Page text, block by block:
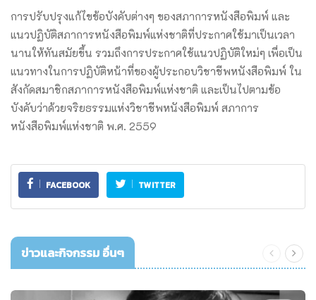
การปรับปรุงแก้ไขข้อบังคับต่างๆ ของสภาการหนังสือพิมพ์ และ
แนวปฏิบัติสภาการหนังสือพิมพ์แห่งชาติที่ประกาศใช้มาเป็นเวลา
นานให้ทันสมัยขึ้น รวมถึงการประกาศใช้แนวปฏิบัติใหม่ๆ เพื่อเป็น
แนวทางในการปฏิบัติหน้าที่ของผู้ประกอบวิชาชีพหนังสือพิมพ์ ใน
สังกัดสมาชิกสภาการหนังสือพิมพ์แห่งชาติ และเป็นไปตามข้อ
บังคับว่าด้วยจริยธรรมแห่งวิชาชีพหนังสือพิมพ์ สภาการ
หนังสือพิมพ์แห่งชาติ พ.ศ. 2559
FACEBOOK TWITTER
ข่าวและกิจกรรม อื่นๆ